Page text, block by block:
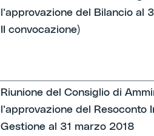
l’approvazione del Bilancio al
II convocazione)
Riunione del Consiglio di
l’approvazione del Resoconto
Gestione al 31 marzo 2018